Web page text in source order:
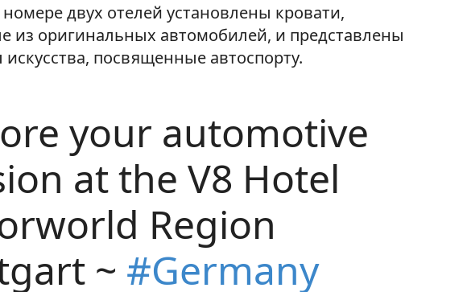
двух отелей установлены кровати,
из оригинальных автомобилей, и представлены
посвященные автоспорту.
your automotive
at the V8 Hotel
Region
~ #Germany